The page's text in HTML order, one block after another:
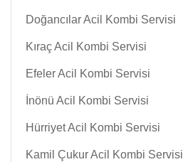
Doğancılar Acil Kombi Servisi
Kıraç Acil Kombi Servisi
Efeler Acil Kombi Servisi
İnönü Acil Kombi Servisi
Hürriyet Acil Kombi Servisi
Kamil Çukur Acil Kombi Servisi